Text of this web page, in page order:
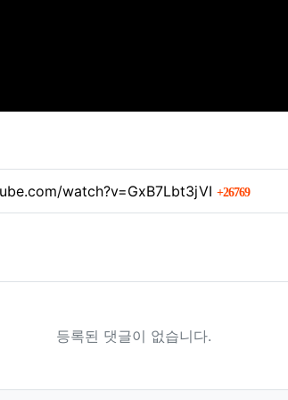
watch?v=GxB7Lbt3jVI 26769회 연결
등록된 댓글이 없습니다.